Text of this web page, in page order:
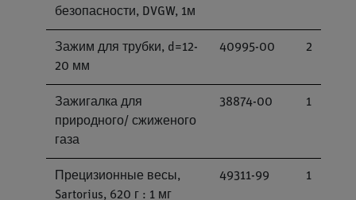
безопасности, DVGW, 1м
Зажим для трубки, d=12-
20 мм
40995-00 2
Зажигалка для
природного/ сжиженого
газа
38874-00 1
Прецизионные весы,
Sartorius, 620 г : 1 мг
49311-99 1